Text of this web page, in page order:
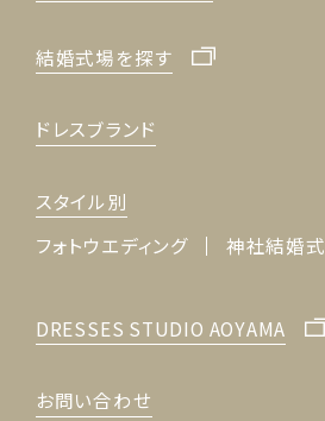
結婚式場を探す
ドレスブランド
スタイル別
フォトウエディング
神社結婚式
DRESSES STUDIO AOYAMA
お問い合わせ